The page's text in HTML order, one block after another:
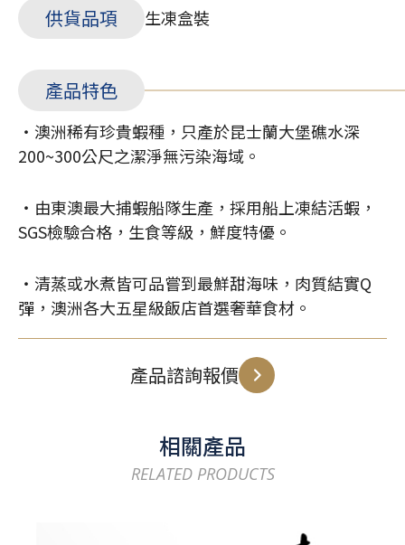
供貨品項 生凍盒裝
產品特色
・澳洲稀有珍貴蝦種，只產於昆士蘭大堡礁水深
200~300公尺之潔淨無污染海域。
・由東澳最大捕蝦船隊生產，採用船上凍結活蝦，
SGS檢驗合格，生食等級，鮮度特優。
・清蒸或水煮皆可品嘗到最鮮甜海味，肉質結實Q
彈，澳洲各大五星級飯店首選奢華食材。
產品諮詢報價
相關產品
RELATED PRODUCTS